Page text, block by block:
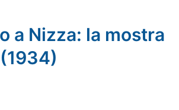
a Nizza: la mostra